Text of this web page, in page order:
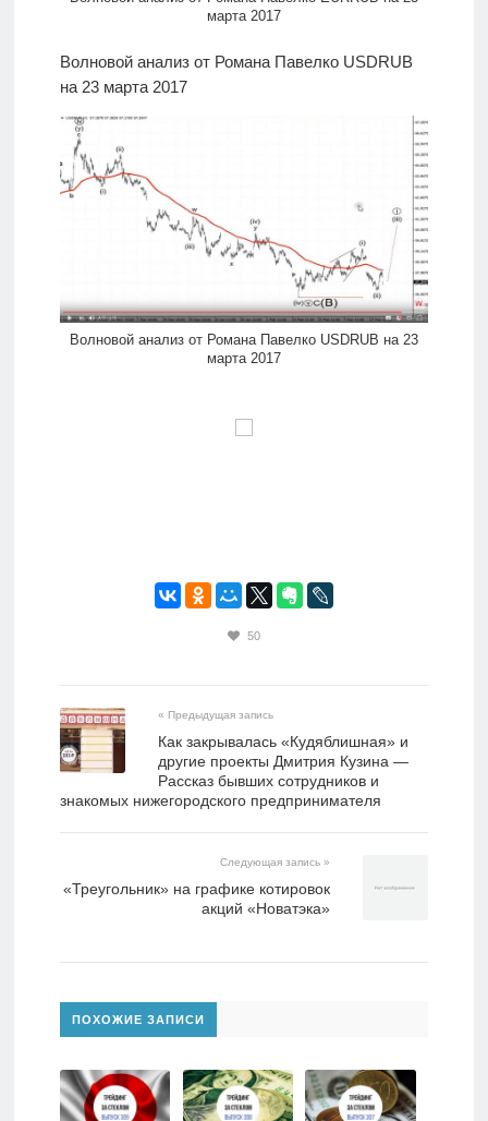
марта 2017
Волновой анализ от Романа Павелко USDRUB
на 23 марта 2017
Волновой анализ от Романа Павелко USDRUB на 23
марта 2017
50
« Предыдущая запись
Как закрывалась «Кудяблишная» и
другие проекты Дмитрия Кузина —
Рассказ бывших сотрудников и
знакомых нижегородского предпринимателя
Следующая запись »
«Треугольник» на графике котировок
акций «Новатэка»
ПОХОЖИЕ ЗАПИСИ